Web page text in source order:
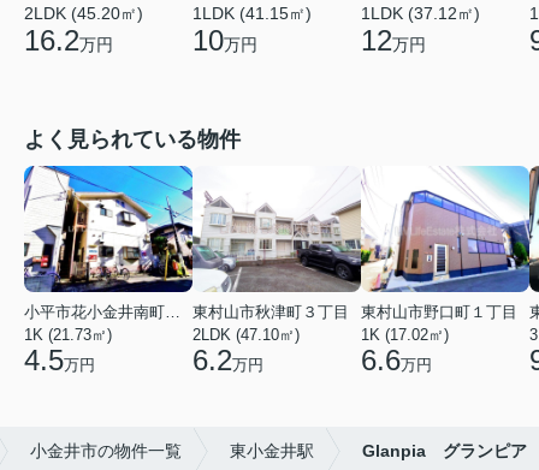
2LDK (45.20㎡)
16.2万円
1LDK (41.15㎡)
10万円
1LDK (37.12㎡)
12万円
よく見られている物件
小平市花小金井南町１丁目
1K (21.73㎡)
4.5万円
東村山市秋津町３丁目
2LDK (47.10㎡)
6.2万円
東村山市野口町１丁目
1K (17.02㎡)
6.6万円
小金井市の物件一覧 東小金井駅 Glanpia グランピア